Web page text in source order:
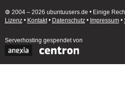
🄯 2004 – 2026 ubuntuusers.de • Einige
Lizenz• Kontakt• Datenschutz• Impressum•
Serverhosting gespendet von